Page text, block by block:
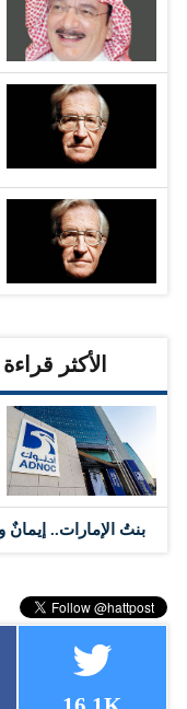
الأكثر قراءة
بنتُ الإمارات.. إيمانٌ